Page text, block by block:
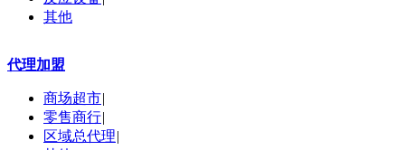
其他
代理加盟
商场超市|
零售商行|
区域总代理|